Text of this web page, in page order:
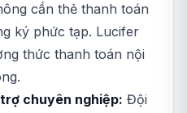
cần thẻ thanh toán
ký phức tạp. Lucifer
thức thanh toán nội
chuyên nghiệp: Đội